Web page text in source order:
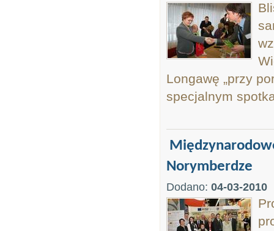
Longawę „przy
specjalnym
Norymberdze
Dodano: 04-03-2010